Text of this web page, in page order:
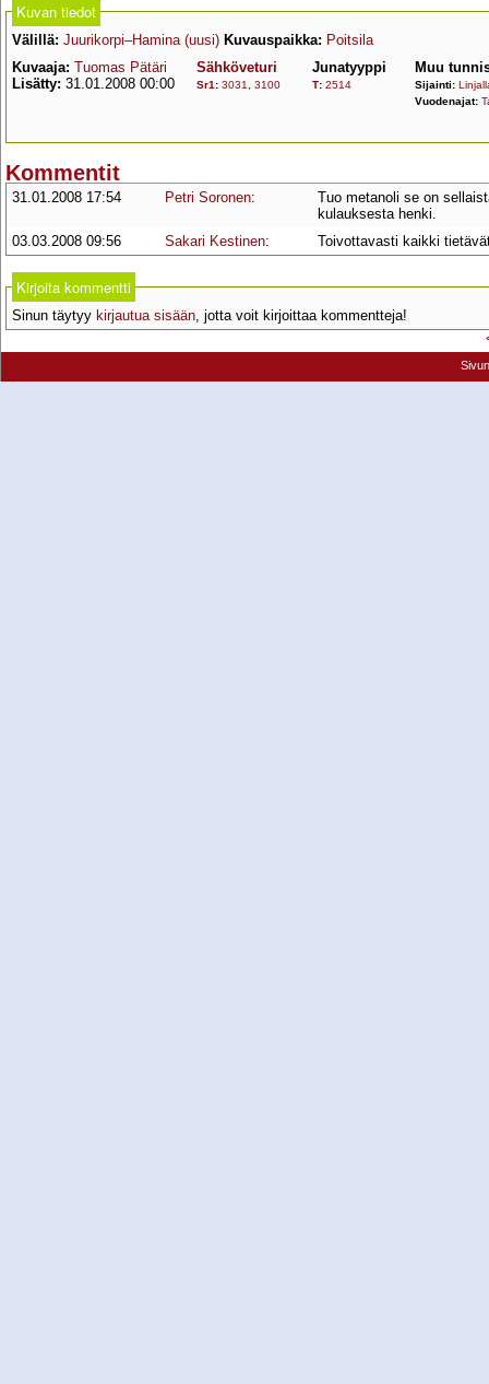
Kuvan tiedot
Välillä: Juurikorpi–Hamina (uusi) Kuvauspaikka: Poitsila
Kuvaaja: Tuomas Pätäri
Lisätty: 31.01.2008 00:00
Sähköveturi
Sr1 : 3031 3100
Junatyyppi
T: 2514
Muu
Sijainti:
Vuodenajat:
Kommentit
31.01.2008 17:54 Petri Soronen:
Tuo metanoli se on
kulauksesta henki.
03.03.2008 09:56
Sakari Kestinen: Toivottavasti kaikki
Kirjoita kommentti
Sinun täytyy kirjautua sisään, jotta voit kirjoittaa kommentteja!